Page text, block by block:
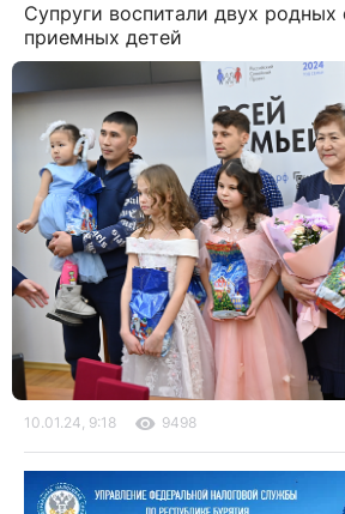
Супруги воспитали двух
приемных детей
10.01.24, 9:18 9498